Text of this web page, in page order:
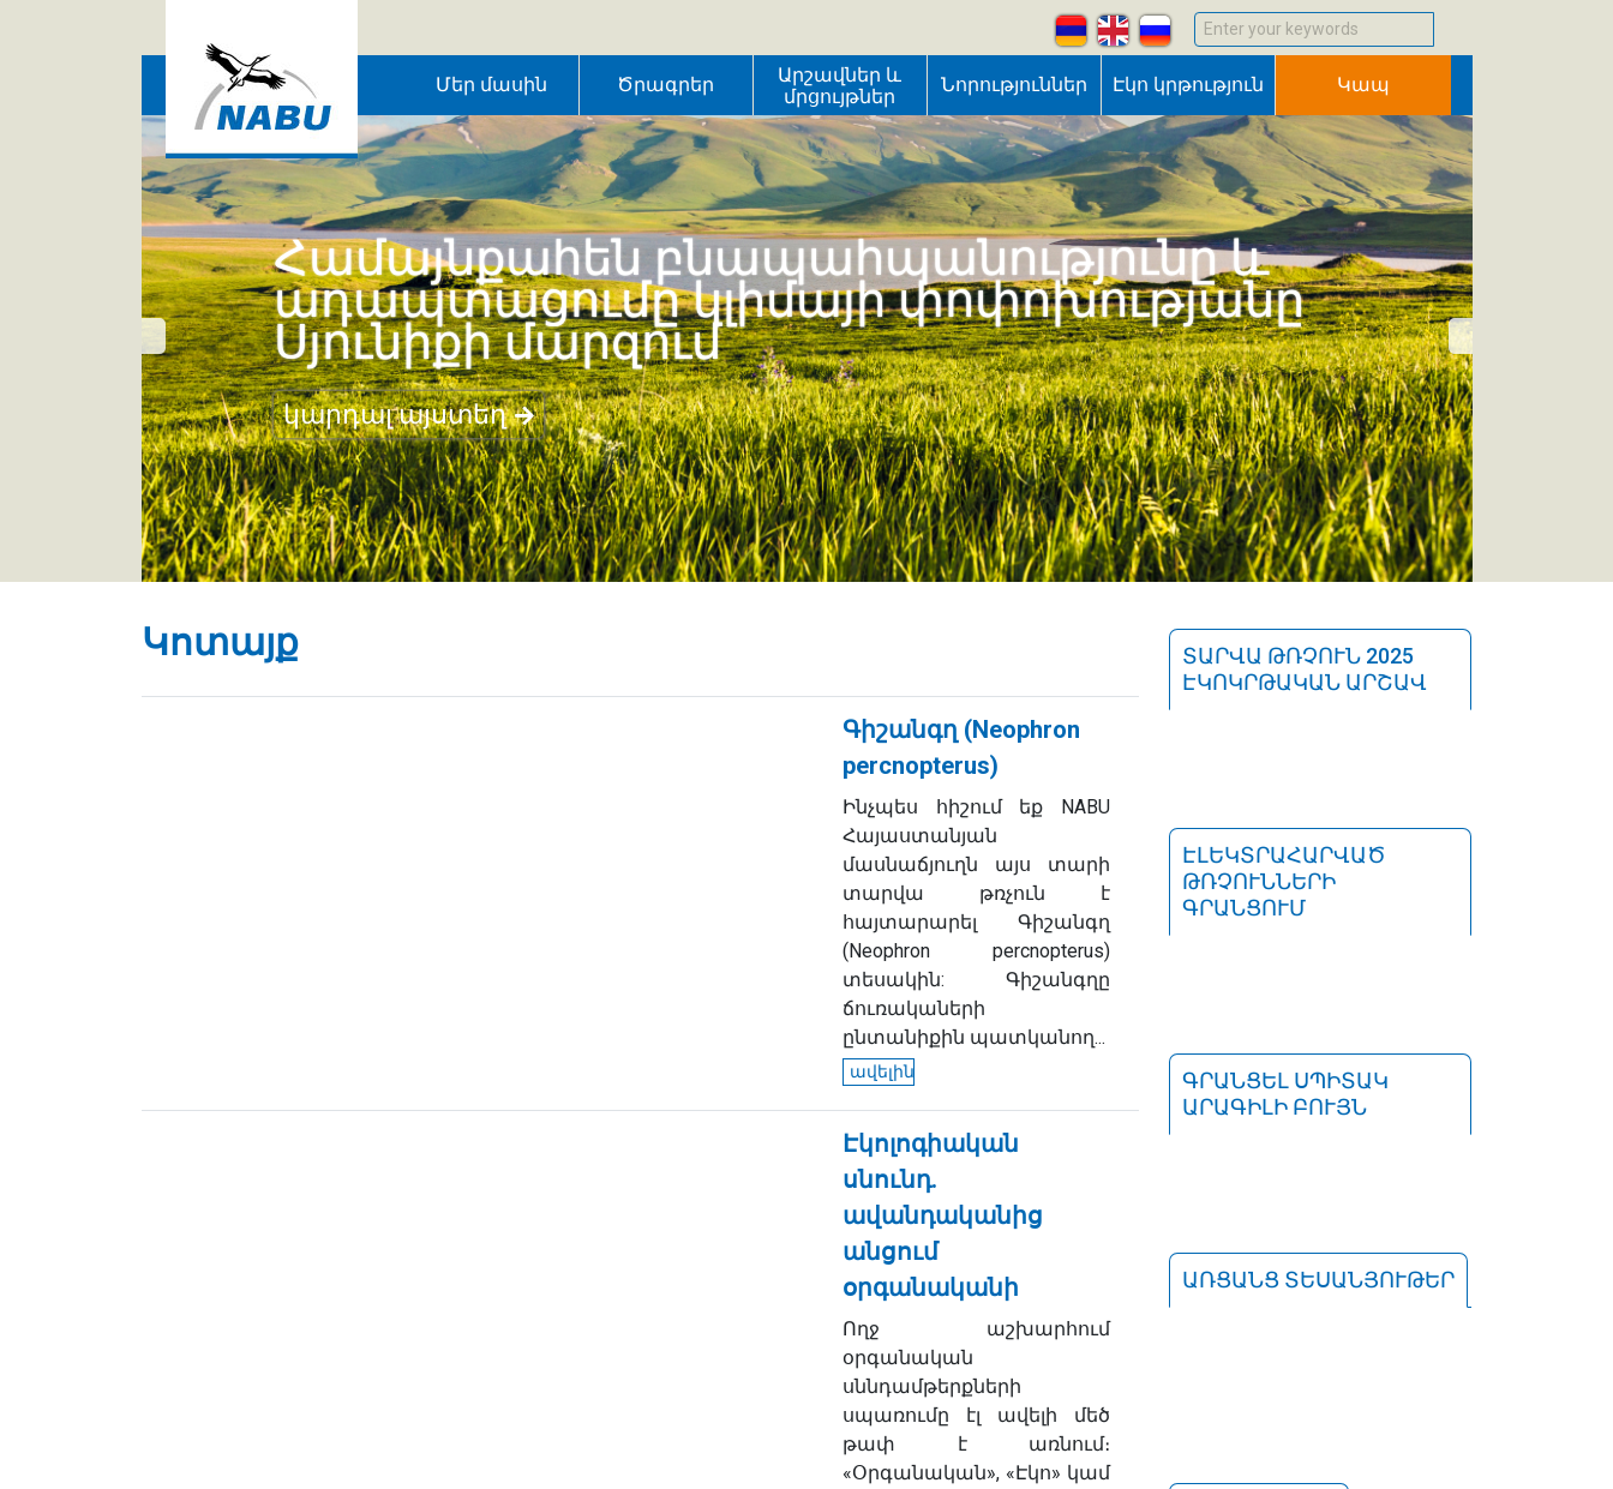
Enter your keywords
Մեր մասին Ծրագրեր
Արշավներ և
մրցույթներ
Նորություններ Էկո կրթություն Կապ
Համայնքահեն բնապահպանությունը և
ադապտացումը կլիմայի փոփոխությանը
Սյունիքի մարզում
կարդալ այստեղ
Կոտայք
Գիշանգղ (Neophron
percnopterus)
Ինչպես հիշում եք NABU
Հայաստանյան
մասնաճյուղն այս տարի
տարվա թռչուն է
հայտարարել Գիշանգղ
(Neophron percnopterus)
տեսակին: Գիշանգղը
ճուռակաների
ընտանիքին պատկանող...
ավելին
Էկոլոգիական
սնունդ.
ավանդականից
անցում
օրգանականի
Ողջ աշխարհում
օրգանական
սննդամթերքների
սպառումը էլ ավելի մեծ
թափ է առնում։
«Օրգանական», «Էկո» կամ
ՏԱՐՎԱ ԹՌՉՈՒՆ 2025
ԷԿՈԿՐԹԱԿԱՆ ԱՐՇԱՎ
ԷԼԵԿՏՐԱՀԱՐՎԱԾ
ԹՌՉՈՒՆՆԵՐԻ
ԳՐԱՆՑՈՒՄ
ԳՐԱՆՑԵԼ ՍՊԻՏԱԿ
ԱՐԱԳԻԼԻ ԲՈՒՅՆ
ԱՌՑԱՆՑ ՏԵՍԱՆՅՈՒԹԵՐ